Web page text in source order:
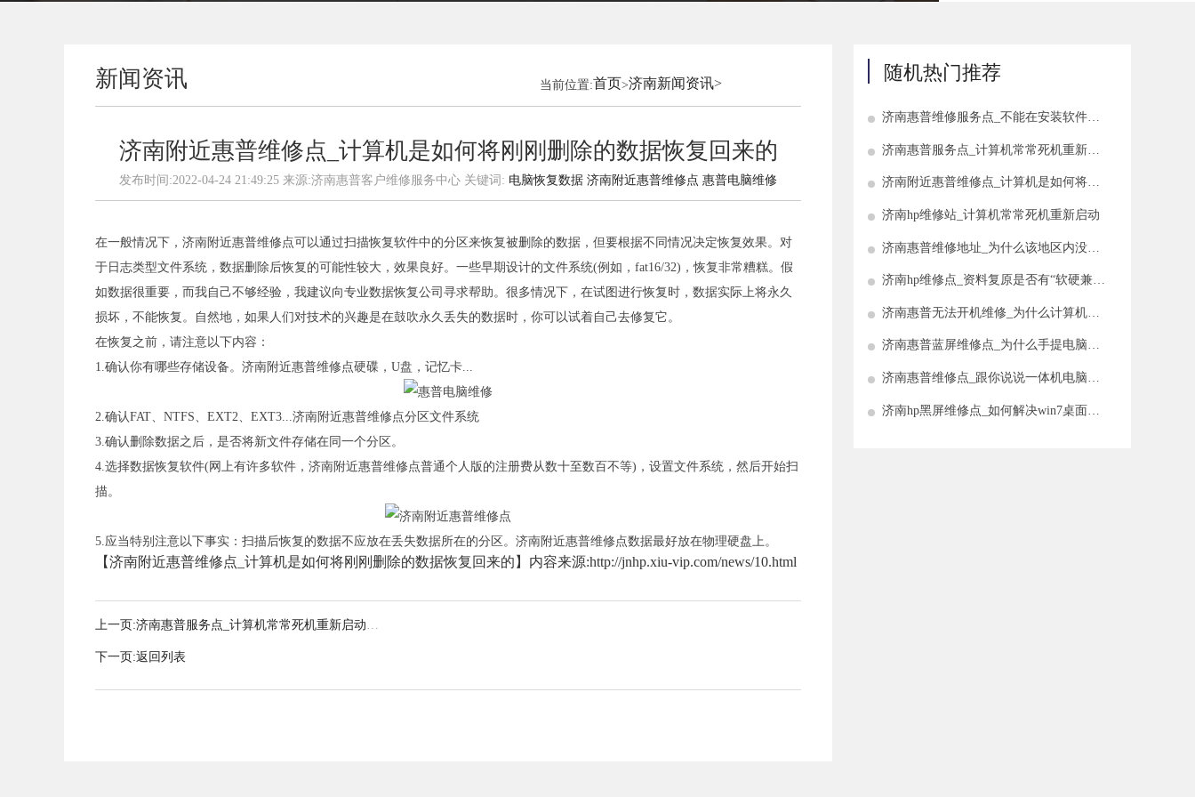
新闻资讯 当前位置:首页>济南新闻资讯>
济南附近惠普维修点_计算机是如何将刚刚删除的数据恢复回来的
发布时间:2022-04-24 21:49:25 来源:济南惠普客户维修服务中心 关键词: 电脑恢复数据 济南附近惠普维修点 惠普电脑维修
在一般情况下，济南附近惠普维修点可以通过扫描恢复软件中的分区来恢复被删除的数据，但要根据不同情况决定恢复效果。对
于日志类型文件系统，数据删除后恢复的可能性较大，效果良好。一些早期设计的文件系统(例如，fat16/32)，恢复非常糟糕。假
如数据很重要，而我自己不够经验，我建议向专业数据恢复公司寻求帮助。很多情况下，在试图进行恢复时，数据实际上将永久
损坏，不能恢复。自然地，如果人们对技术的兴趣是在鼓吹永久丢失的数据时，你可以试着自己去修复它。
在恢复之前，请注意以下内容：
1.确认你有哪些存储设备。济南附近惠普维修点硬碟，U盘，记忆卡...
2.确认FAT、NTFS、EXT2、EXT3...济南附近惠普维修点分区文件系统
3.确认删除数据之后，是否将新文件存储在同一个分区。
4.选择数据恢复软件(网上有许多软件，济南附近惠普维修点普通个人版的注册费从数十至数百不等)，设置文件系统，然后开始扫
描。
5.应当特别注意以下事实：扫描后恢复的数据不应放在丢失数据所在的分区。济南附近惠普维修点数据最好放在物理硬盘上。
【济南附近惠普维修点_计算机是如何将刚刚删除的数据恢复回来的】内容来源:http://jnhp.xiu-vip.com/news/10.html
上一页:济南惠普服务点_计算机常常死机重新启动反
下一页:返回列表
随机热门推荐
济南惠普维修服务点_不能在安装软件时
济南惠普服务点_计算机常常死机重新启
济南附近惠普维修点_计算机是如何将刚
济南hp维修站_计算机常常死机重新启动
济南惠普维修地址_为什么该地区内没有
济南hp维修点_资料复原是否有“软硬兼
济南惠普无法开机维修_为什么计算机主
济南惠普蓝屏维修点_为什么手提电脑的
济南惠普维修点_跟你说说一体机电脑的
济南hp黑屏维修点_如何解决win7桌面图